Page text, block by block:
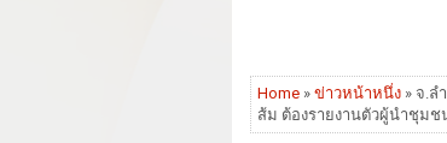
Home » ข่าวหน้าหนึ่ง » จ.ล
ส้ม ต้องรายงานตัวผู้นำชุมช